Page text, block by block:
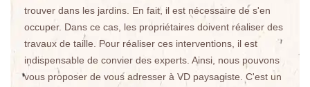
trouver dans les jardins. En fait, il est nécessaire de s'en
occuper. Dans ce cas, les propriétaires doivent réaliser des
travaux de taille. Pour réaliser ces interventions, il est
indispensable de convier des experts. Ainsi, nous pouvons
vous proposer de vous adresser à VD paysagiste. C'est un